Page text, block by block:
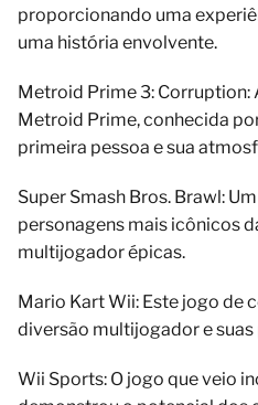
proporcionando uma
uma história envolvente.
Metroid Prime 3: Corruption:
Metroid Prime, conhecida
primeira pessoa e sua
Super Smash Bros. Brawl:
personagens mais icônicos
multijogador épicas.
Mario Kart Wii: Este jogo de
diversão multijogador e
Wii Sports: O jogo que veio